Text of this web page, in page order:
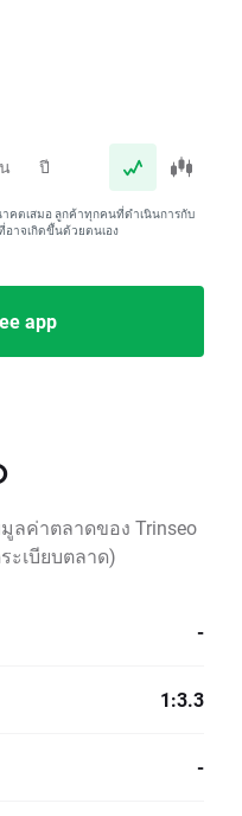
ปี
คตเสมอ ลูกค้าทุกคนที่ดำเนินการกับ
าจเกิดขึ้นด้วยตนเอง
app
ลค่าตลาดของ Trinseo
ะเบียบตลาด)
-
1:3.3
-